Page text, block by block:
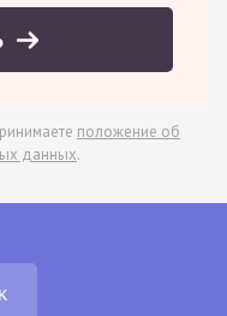
положение об
данных.